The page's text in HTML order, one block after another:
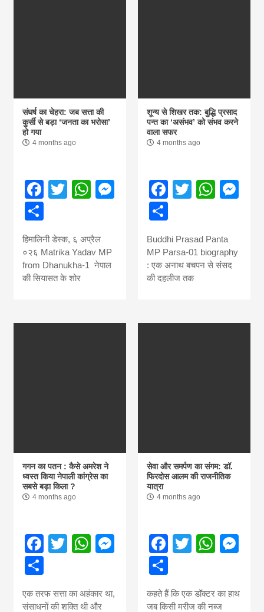
संघर्ष का चेहरा: जब सत्ता की
कुर्सी से बड़ा ‘जनता का भरोसा’
हो गया
4 months ago
Facebook
TwitterWhatsApp
Messenger
हिमालिनी डेस्क, ६ अप्रैल
०२६ Matrika Yadav MP
from Dhanukha-1 नेपाल
की सियासत के शोर
शून्य से शिखर तक: बुद्धि प्रसाद
पन्त का ‘असंभव’ को संभव करने
वाला सफर
4 months ago
Facebook
Twitter
Share
Buddhi Prasad Panta
MP Parsa-01 biography
: एक अनाथ बचपन से संसद
की दहलीज तक
गगन का पतन : कैसे अमरेश ने
ध्वस्त किया नेपाली कांग्रेस का
सबसे बड़ा किला ?
4 months ago
Facebook
TwitterWhatsApp
Messenger
एक तरफ सत्ता का अहंकार था,
संसाधनों की शक्ति थी और
सेवा और समर्पण का संगम: डॉ.
फिरदोस आलम की राजनीतिक
यात्रा
4 months ago
Facebook
Twitter
Share
कहते हैं कि एक डॉक्टर का हाथ
जब किसी मरीज की नब्ज